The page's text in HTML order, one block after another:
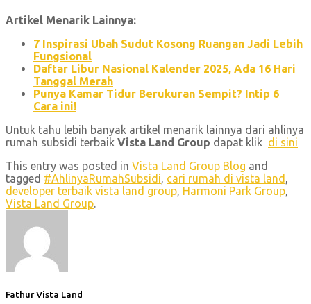
Artikel Menarik Lainnya:
7 Inspirasi Ubah Sudut Kosong Ruangan Jadi Lebih
Fungsional
Daftar Libur Nasional Kalender 2025, Ada 16 Hari
Tanggal Merah
Punya Kamar Tidur Berukuran Sempit? Intip 6
Cara ini!
Untuk tahu lebih banyak artikel menarik lainnya dari ahlinya
rumah subsidi terbaik Vista Land Group dapat klik di sini
This entry was posted in Vista Land Group Blog and
tagged #AhlinyaRumahSubsidi, cari rumah di vista land ,
developer terbaik vista land group, Harmoni Park Group,
Vista Land Group.
Fathur Vista Land